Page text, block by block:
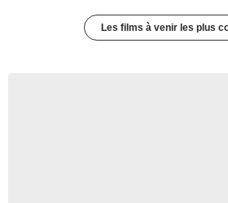
Les films à venir les plus